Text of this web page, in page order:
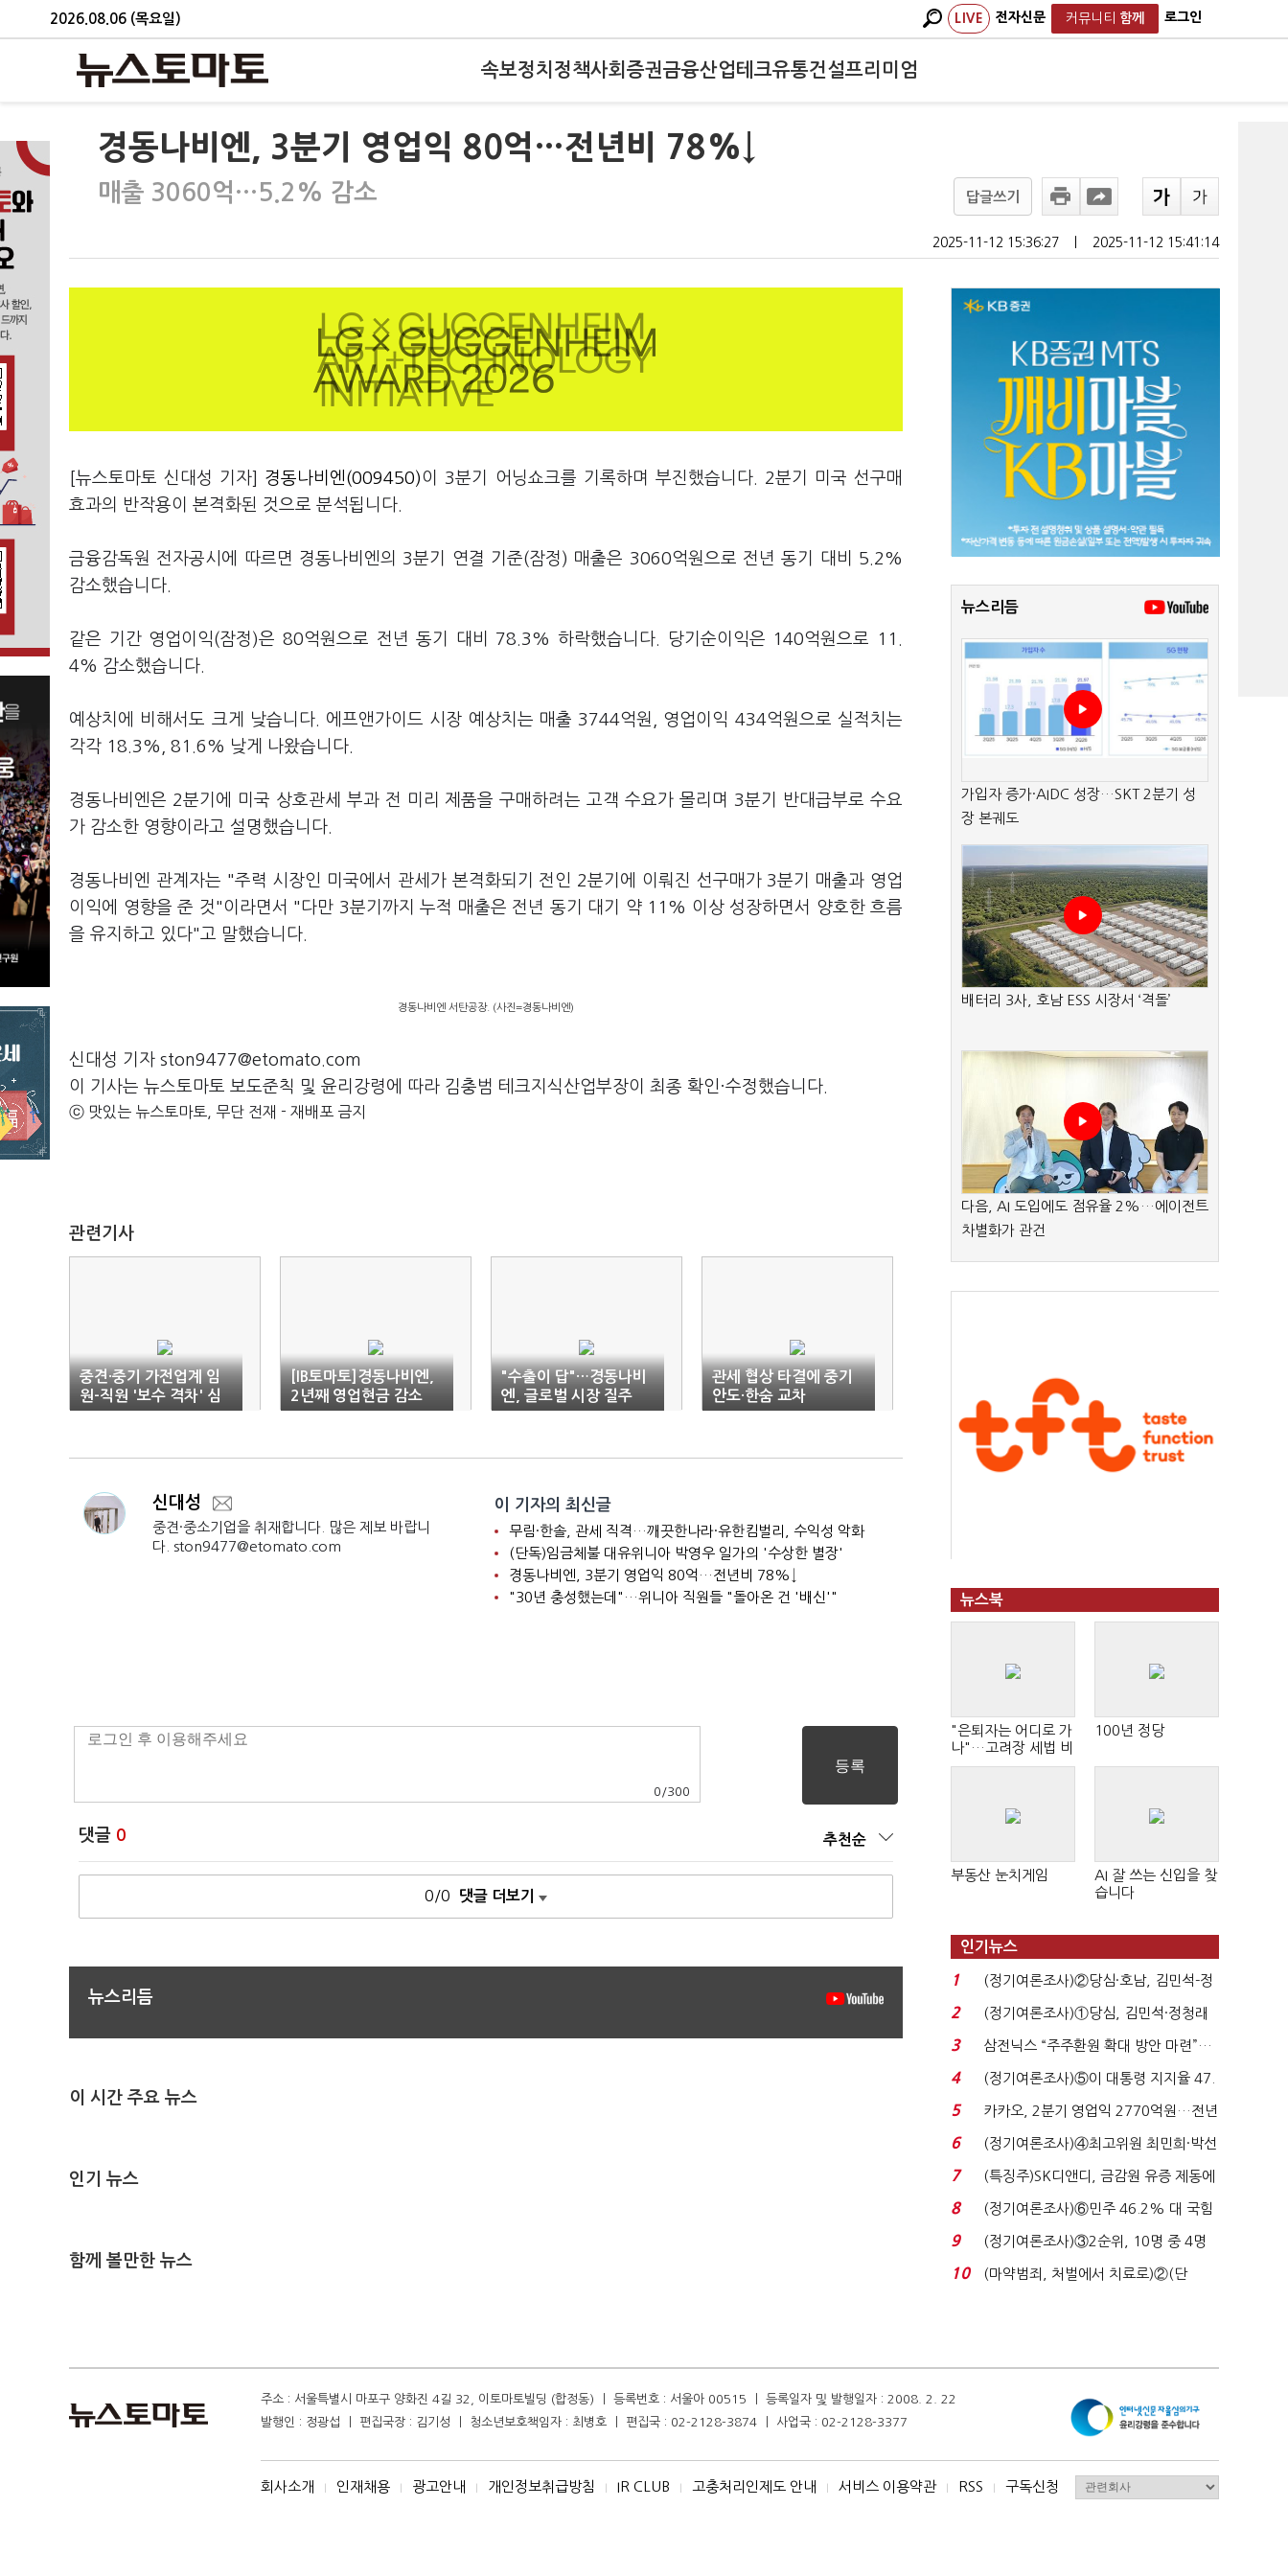
2026.08.06 (목요일) LIVE 전자신문 커뮤니티 함께 로그인
속보정치 정책사회 증권금융산업테크유통건설프리미엄
경동나비엔, 3분기 영업익 80억…전년비 78%↓
매출 3060억…5.2% 감소 답글쓰기
2025-11-12 15:36:27 2025-11-12 15:41:14
[뉴스토마토 신대성 기자] 경동나비엔(009450)이 3분기 어닝쇼크를 기록하며 부진했습니다. 2분기 미국 선구매
효과의 반작용이 본격화된 것으로 분석됩니다.
금융감독원 전자공시에 따르면 경동나비엔의 3분기 연결 기준(잠정) 매출은 3060억원으로 전년 동기 대비 5.2%
감소했습니다.
같은 기간 영업이익(잠정)은 80억원으로 전년 동기 대비 78.3% 하락했습니다. 당기순이익은 140억원으로 11.
4% 감소했습니다.
예상치에 비해서도 크게 낮습니다. 에프앤가이드 시장 예상치는 매출 3744억원, 영업이익 434억원으로 실적치는
각각 18.3%, 81.6% 낮게 나왔습니다.
경동나비엔은 2분기에 미국 상호관세 부과 전 미리 제품을 구매하려는 고객 수요가 몰리며 3분기 반대급부로 수요
가 감소한 영향이라고 설명했습니다.
경동나비엔 관계자는 "주력 시장인 미국에서 관세가 본격화되기 전인 2분기에 이뤄진 선구매가 3분기 매출과 영업
이익에 영향을 준 것"이라면서 "다만 3분기까지 누적 매출은 전년 동기 대기 약 11% 이상 성장하면서 양호한 흐름
을 유지하고 있다"고 말했습니다.
경동나비엔 서탄공장. (사진=경동나비엔)
신대성 기자 ston9477@etomato.com
이 기사는 뉴스토마토 보도준칙 및 윤리강령에 따라 김충범 테크지식산업부장이 최종 확인·수정했습니다.
ⓒ 맛있는 뉴스토마토, 무단 전재 - 재배포 금지
관련기사
중견·중기 가전업계 임
원-직원 '보수 격차' 심
화
[IB토마토]경동나비엔,
2년째 영업현금 감소
세…차입금 늘려 투자
"수출이 답"…경동나비
엔, 글로벌 시장 질주
관세 협상 타결에 중기
안도·한숨 교차
신대성
중견·중소기업을 취재합니다. 많은 제보 바랍니
다. ston9477@etomato.com
이 기자의 최신글
무림·한솔, 관세 직격…깨끗한나라·유한킴벌리, 수익성 악화
(단독)임금체불 대유위니아 박영우 일가의 '수상한 별장'
경동나비엔, 3분기 영업익 80억…전년비 78%↓
"30년 충성했는데"…위니아 직원들 "돌아온 건 '배신'"
0 /300
댓글 0 추천순
0/0 댓글 더보기
뉴스리듬
이 시간 주요 뉴스
인기 뉴스
함께 볼만한 뉴스
뉴스리듬
가입자 증가·AIDC 성장…SKT 2분기 성
장 본궤도
배터리 3사, 호남 ESS 시장서 ‘격돌’
다음, AI 도입에도 점유율 2%…에이전트
차별화가 관건
뉴스북
"은퇴자는 어디로 가
나"…고려장 세법 비
판 확산
100년 정당
부동산 눈치게임
AI 잘 쓰는 신입을 찾
습니다
인기뉴스
1
(정기여론조사)②당심·호남, 김민석-정
청래 '초접전'...
2
(정기여론조사)①당심, 김민석·정청래
'초접전'…대통령 ...
3
삼전닉스 “주주환원 확대 방안 마련”…
로이터에 성명...
4
(정기여론조사)⑤이 대통령 지지율 47.
7%…일주일 만에 ...
5
카카오, 2분기 영업익 2770억원…전년
비 36% 증가...
6
(정기여론조사)④최고위원 최민희·박선
원 '양강'…서미...
7
(특징주)SK디앤디, 금감원 유증 제동에
장 초반 상한가...
8
(정기여론조사)⑥민주 46.2% 대 국힘
31.0%…오차범위 밖 ...
9
(정기여론조사)③2순위, 10명 중 4명
'송영길'…정청래 '한 ...
10
(마약범죄, 처벌에서 치료로)②(단
주소 : 서울특별시 마포구 양화진 4길 32, 이토마토빌딩 (합정동) ㅣ 등록번호 : 서울아 00515 ㅣ 등록일자 및 발행일자 : 2008. 2. 22
발행인 : 정광섭 ㅣ 편집국장 : 김기성 ㅣ 청소년보호책임자 : 최병호 ㅣ 편집국 : 02-2128-3874 ㅣ 사업국 : 02-2128-3377
회사소개 I 인재채용 I 광고안내 I 개인정보취급방침 I IR CLUB I 고충처리인제도 안내 I 서비스 이용약관 I RSS I 구독신청